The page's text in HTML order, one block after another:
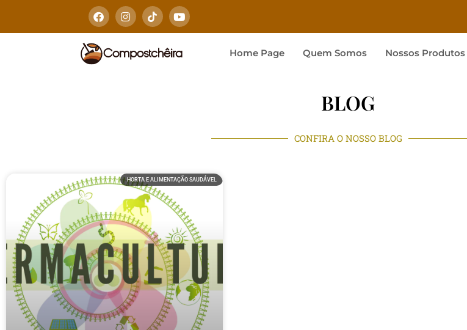
Home Page Quem Somos Nossos Produtos
BLOG
CONFIRA O NOSSO BLOG
HORTA E ALIMENTAÇÃO SAUDÁVEL